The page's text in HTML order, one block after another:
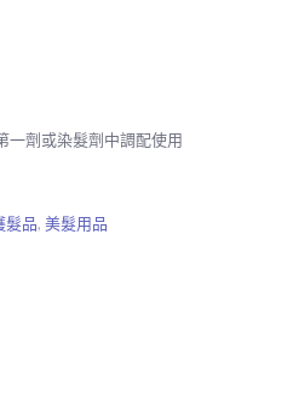
一劑或染髮劑中調配使用
髮品, 美髮用品